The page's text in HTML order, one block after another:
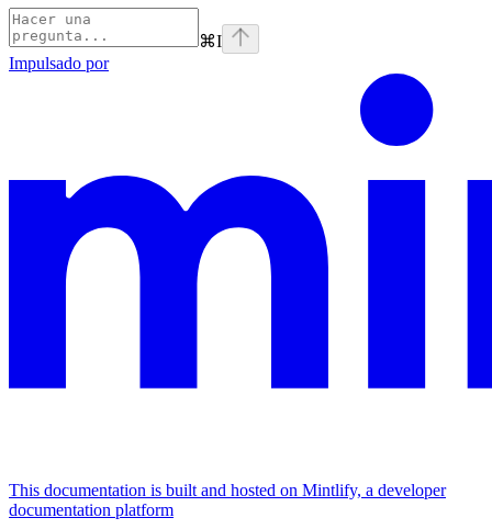
⌘I
Impulsado por
This documentation is built and hosted on Mintlify, a developer
documentation platform